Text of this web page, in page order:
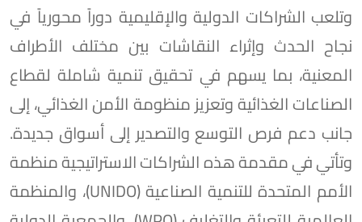
وتلعب الشراكات الدولية والإقليمية دوراً محورياً في
نجاح الحدث وإثراء النقاشات بين مختلف الأطراف
المعنية، بما يسهم في تحقيق تنمية شاملة لقطاع
الصناعات الغذائية وتعزيز منظومة الأمن الغذائي، إلى
جانب دعم فرص التوسع والتصدير إلى أسواق جديدة.
وتأتي في مقدمة هذه الشراكات الاستراتيجية منظمة
الأمم المتحدة للتنمية الصناعية (UNIDO)، والمنظمة